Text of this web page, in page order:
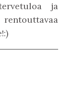
ja